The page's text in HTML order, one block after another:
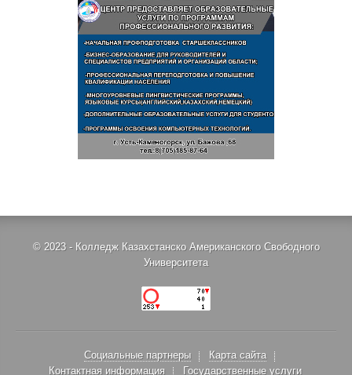
© 2023 - Колледж Казахстанско Американского Свободного
Университета
Социальные партнеры
Карта сайта
Контактная информация
Государственные услуги